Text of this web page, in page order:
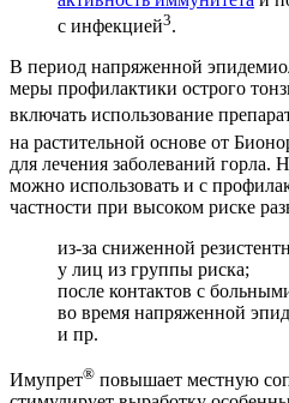
с инфекцией3.
В период напряженной
меры профилактики острого
включать использование
на растительной основе от
для лечения заболеваний горла.
можно использовать и с
частности при высоком риске
из-за сниженной
у лиц из группы риска;
после контактов с
во время напряженной
и пр.
Имупрет® повышает местную